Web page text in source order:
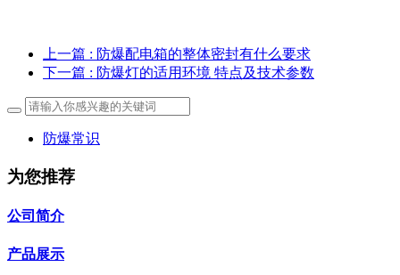
上一篇 : 防爆配电箱的整体密封有什么要求
下一篇 : 防爆灯的适用环境 特点及技术参数
防爆常识
为您推荐
公司简介
产品展示